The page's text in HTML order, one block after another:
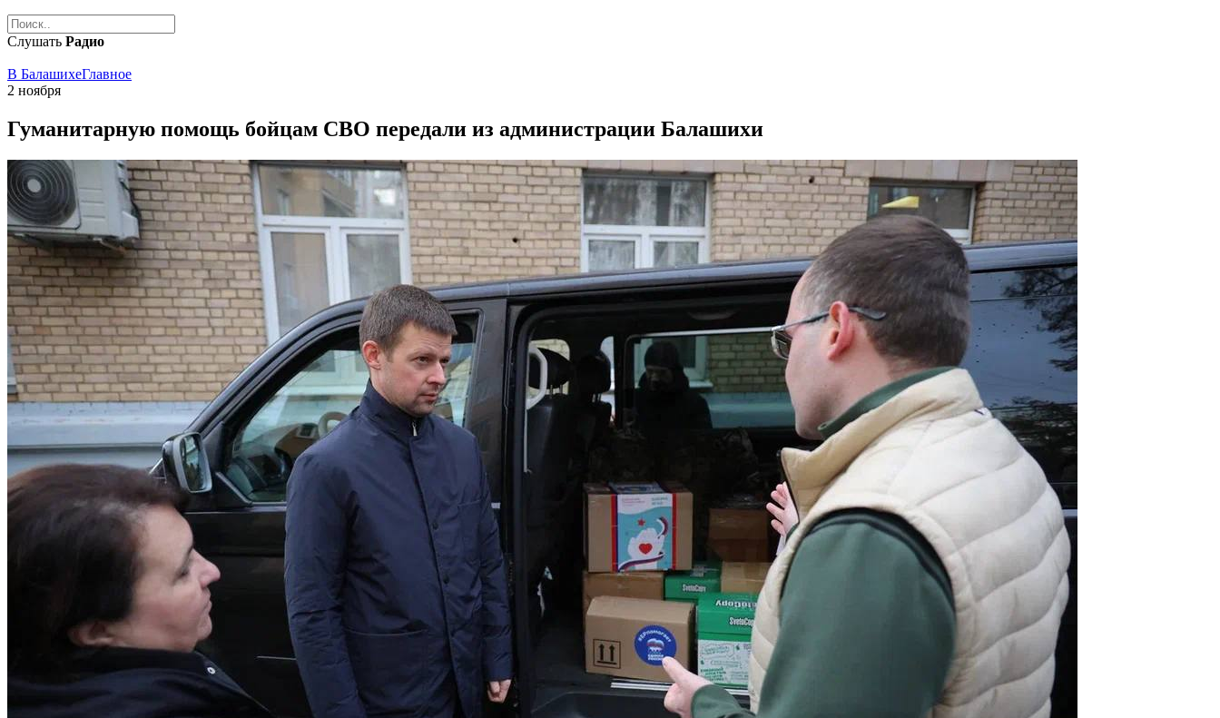
Слушать Радио
В БалашихеГлавное
2 ноября
Гуманитарную помощь бойцам СВО передали из администрации Балашихи